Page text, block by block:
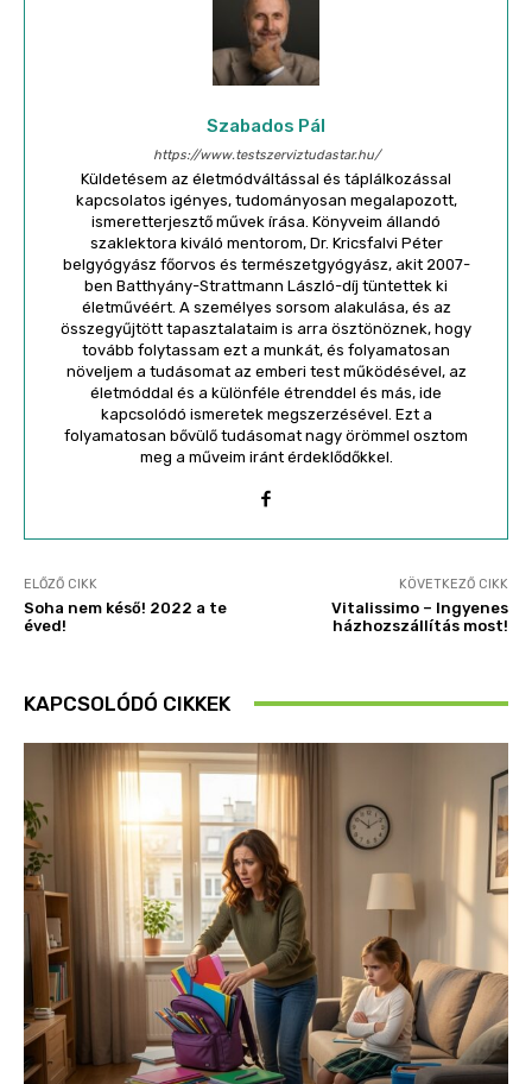
Szabados Pál
https://www.testszerviztudastar.hu/
Küldetésem az életmódváltással és táplálkozással
kapcsolatos igényes, tudományosan megalapozott,
ismeretterjesztő művek írása. Könyveim állandó
szaklektora kiváló mentorom, Dr. Kricsfalvi Péter
belgyógyász főorvos és természetgyógyász, akit 2007-
ben Batthyány-Strattmann László-díj tüntettek ki
életművéért. A személyes sorsom alakulása, és az
összegyűjtött tapasztalataim is arra ösztönöznek, hogy
tovább folytassam ezt a munkát, és folyamatosan
növeljem a tudásomat az emberi test működésével, az
életmóddal és a különféle étrenddel és más, ide
kapcsolódó ismeretek megszerzésével. Ezt a
folyamatosan bővülő tudásomat nagy örömmel osztom
meg a műveim iránt érdeklődőkkel.
ELŐZŐ CIKK
Soha nem késő! 2022 a te
éved!
KÖVETKEZŐ CIKK
Vitalissimo – Ingyenes
házhozszállítás most!
KAPCSOLÓDÓ CIKKEK